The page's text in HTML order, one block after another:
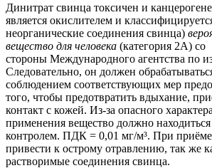
Динитрат свинца токсичен и
является окислителем и
неорганические соединения свинца)
вещество для человека (категория 2А) со
стороны Международного агентства по
Следовательно, он должен
соблюдением соответствующих мер
того, чтобы предотвратить вдыхание,
контакт с кожей. Из-за опасного
применения вещество должно
контролем. ПДК = 0,01 мг/м³. При
привести к острому отравлению, так же
растворимые соединения свинца.